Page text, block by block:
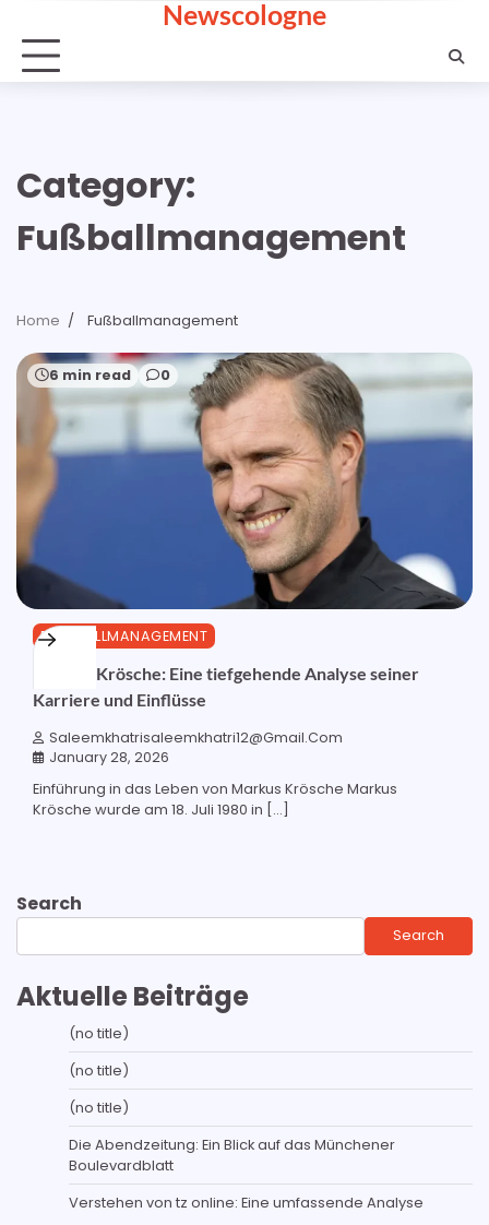
content
Newscologne
Category:
Fußballmanagement
Home Fußballmanagement
6 min read 0
FUSSBALLMANAGEMENT
Markus Krösche: Eine tiefgehende Analyse seiner
Karriere und Einflüsse
Saleemkhatrisaleemkhatri12@gmail.com
January 28, 2026
Einführung in das Leben von Markus Krösche Markus
Krösche wurde am 18. Juli 1980 in […]
Search
Search
Aktuelle Beiträge
(no title)
(no title)
(no title)
Die Abendzeitung: Ein Blick auf das Münchener
Boulevardblatt
Verstehen von tz online: Eine umfassende Analyse